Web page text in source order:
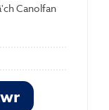
Canolfan